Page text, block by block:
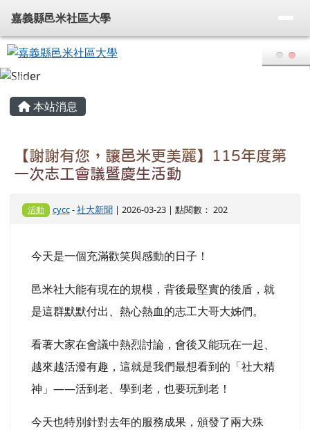
嘉義縣邑米社區大學
導覽列
嘉義縣邑米社區大學
主內容區域
本站消息
【謝謝有您，讓邑米更美麗】115年度第
一次志工會議暨慶生活動
活動 cycc-社大新聞| 2026-03-23 | 點閱數： 202
今天是一個充滿歡笑與感動的日子！
邑米社大能有現在的規模，背後最堅實的後盾，就
是這群默默付出、熱心熱血的志工大哥大姊們。
看著大家在會議中熱烈討論，會後又能玩在一起、
越來越活潑有趣，這就是我們最想看到的「社大精
神」——活到老、學到老，也要玩到老！
今天也特別針對去年的服務成果，頒發了兩大殊
頁尾區域